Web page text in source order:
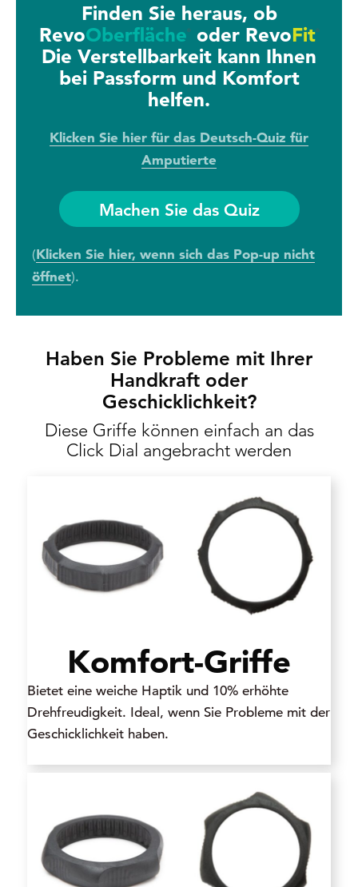
Finden Sie heraus, ob
RevoOberfläche®oder RevoFit®
Die Verstellbarkeit kann Ihnen
bei Passform und Komfort
helfen.
Klicken Sie hier für das Deutsch-Quiz für
Amputierte
Machen Sie das Quiz
(Klicken Sie hier, wenn sich das Pop-up nicht
öffnet).
Haben Sie Probleme mit Ihrer
Handkraft oder
Geschicklichkeit?
Diese Griffe können einfach an das
Click Dial angebracht werden
Komfort-Griffe
Bietet eine weiche Haptik und 10% erhöhte
Drehfreudigkeit. Ideal, wenn Sie Probleme mit der
Geschicklichkeit haben.